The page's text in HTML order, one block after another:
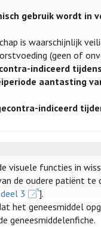
gebruik wordt in
is waarschijnlijk
(geen of
indiceerd
aantasting
indiceerd
visuele functies in
de oudere patiënt te
deel 3
].
het geneesmiddel
geneesmiddelenfiche.